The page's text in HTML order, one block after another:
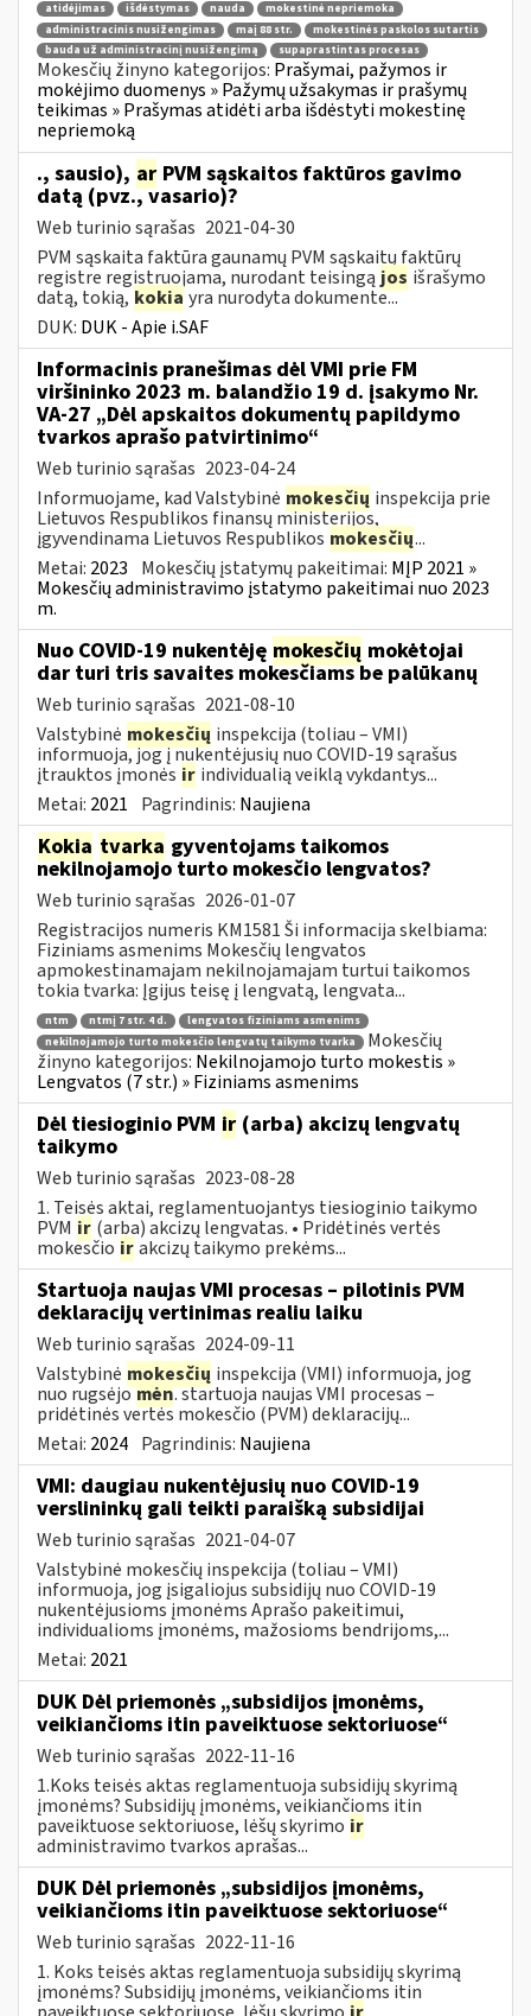
atidėjimas išdėstymas nauda
mokestinė nepriemoka
administracinis nusižengimas
maį 88 str.
mokestinės paskolos sutartis
bauda už administracinį nusižengimą
supaprastintas procesas
Mokesčių žinyno kategorijos: Prašymai, pažymos ir
mokėjimo duomenys » Pažymų užsakymas ir prašymų
teikimas » Prašymas atidėti arba išdėstyti mokestinę
nepriemoką
., sausio), ar PVM sąskaitos faktūros gavimo
datą (pvz., vasario)?
Web turinio sąrašas 2021-04-30
PVM sąskaita faktūra gaunamų PVM sąskaitų faktūrų
registre registruojama, nurodant teisingą jos išrašymo
datą, tokią, kokia yra nurodyta dokumente...
DUK: DUK - Apie i.SAF
Informacinis pranešimas dėl VMI prie FM
viršininko 2023 m. balandžio 19 d. įsakymo Nr.
VA-27 „Dėl apskaitos dokumentų papildymo
tvarkos aprašo patvirtinimo“
Web turinio sąrašas 2023-04-24
Informuojame, kad Valstybinė mokesčių inspekcija prie
Lietuvos Respublikos finansų ministerijos,
įgyvendinama Lietuvos Respublikos mokesčių...
Metai: 2023 Mokesčių įstatymų pakeitimai: MĮP 2021 »
Mokesčių administravimo įstatymo pakeitimai nuo 2023
m.
Nuo COVID-19 nukentėję mokesčių mokėtojai
dar turi tris savaites mokesčiams be palūkanų
Web turinio sąrašas 2021-08-10
Valstybinė mokesčių inspekcija (toliau – VMI)
informuoja, jog į nukentėjusių nuo COVID-19 sąrašus
įtrauktos įmonės ir individualią veiklą vykdantys...
Metai: 2021 Pagrindinis: Naujiena
Kokia tvarka gyventojams taikomos
nekilnojamojo turto mokesčio lengvatos?
Web turinio sąrašas 2026-01-07
Registracijos numeris KM1581 Ši informacija skelbiama:
Fiziniams asmenims Mokesčių lengvatos
apmokestinamajam nekilnojamajam turtui taikomos
tokia tvarka: Įgijus teisę į lengvatą, lengvata...
ntm ntmį 7 str. 4 d.
lengvatos fiziniams asmenims
nekilnojamojo turto mokesčio lengvatų taikymo tvarka
Mokesčių
žinyno kategorijos: Nekilnojamojo turto mokestis »
Lengvatos (7 str.) » Fiziniams asmenims
Dėl tiesioginio PVM ir (arba) akcizų lengvatų
taikymo
Web turinio sąrašas 2023-08-28
1. Teisės aktai, reglamentuojantys tiesioginio taikymo
PVM ir (arba) akcizų lengvatas. • Pridėtinės vertės
mokesčio irakcizų taikymo prekėms...
Startuoja naujas VMI procesas – pilotinis PVM
deklaracijų vertinimas realiu laiku
Web turinio sąrašas 2024-09-11
Valstybinė mokesčių inspekcija (VMI) informuoja, jog
nuo rugsėjomėn. startuoja naujas VMI procesas –
pridėtinės vertės mokesčio (PVM) deklaracijų...
Metai: 2024 Pagrindinis: Naujiena
VMI: daugiau nukentėjusių nuo COVID-19
verslininkų gali teikti paraišką subsidijai
Web turinio sąrašas 2021-04-07
Valstybinė mokesčių inspekcija (toliau – VMI)
informuoja, jog įsigaliojus subsidijų nuo COVID-19
nukentėjusioms įmonėms Aprašo pakeitimui,
individualioms įmonėms, mažosioms bendrijoms,...
Metai: 2021
DUK Dėl priemonės „subsidijos įmonėms,
veikiančioms itin paveiktuose sektoriuose“
Web turinio sąrašas 2022-11-16
1.Koks teisės aktas reglamentuoja subsidijų skyrimą
įmonėms? Subsidijų įmonėms, veikiančioms itin
paveiktuose sektoriuose, lėšų skyrimo ir
administravimo tvarkos aprašas...
DUK Dėl priemonės „subsidijos įmonėms,
veikiančioms itin paveiktuose sektoriuose“
Web turinio sąrašas 2022-11-16
1. Koks teisės aktas reglamentuoja subsidijų skyrimą
įmonėms? Subsidijų įmonėms, veikiančioms itin